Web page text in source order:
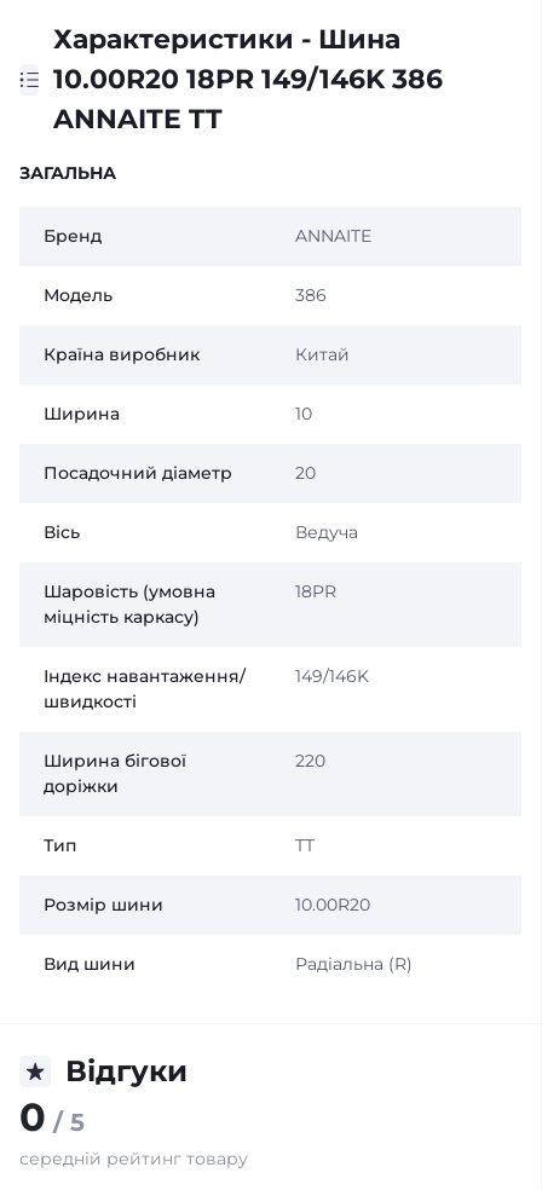
Характеристики - Шина
10.00R20 18PR 149/146K 386
ANNAITE TT
ЗАГАЛЬНА
Бренд ANNAITE
Модель 386
Країна виробник Китай
Ширина 10
Посадочний діаметр 20
Вісь Ведуча
Шаровість (умовна
міцність каркасу)
18PR
Індекс навантаження/
швидкості
149/146K
Ширина бігової
доріжки
220
Тип TT
Розмір шини 10.00R20
Вид шини Радіальна (R)
Відгуки
0 / 5
середній рейтинг товару